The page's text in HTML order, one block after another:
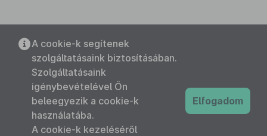
A cookie-k segítenek
szolgáltatásaink biztosításában.
Szolgáltatásaink
igénybevételével Ön
beleegyezik a cookie-k
használatába.
A cookie-k kezeléséről
Elfogadom